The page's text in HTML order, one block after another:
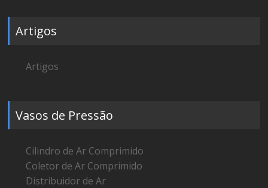
Artigos
Artigos
Vasos de Pressão
Cilindro de Ar Comprimido
Coletor de Ar Comprimido
Distribuidor de Ar